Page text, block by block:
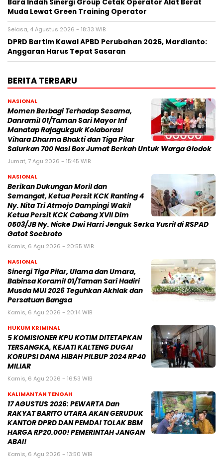
Bara Indah Sinergi Group Cetak Operator Alat Berat
Muda Lewat Green Training Operator
Selasa, 4 Agustus 2026 - 18:33 WIB
DPRD Bartim Kawal APBD Perubahan 2026, Mardianto:
Anggaran Harus Tepat Sasaran
BERITA TERBARU
NASIONAL
Momen Berbagi Terhadap Sesama,
Danramil 01/Taman Sari Mayor Inf
Manatap Rajagukguk Kolaborasi
Vihara Dharma Bhakti dan Tiga Pilar
Salurkan 700 Nasi Box Jumat Berkah Untuk Warga Glodok
Jumat, 7 Agu 2026 - 15:45 WIB
NASIONAL
Berikan Dukungan Moril dan
Semangat, Ketua Persit KCK Ranting 4
Ny. Nita Tri Atmojo Dampingi Wakil
Ketua Persit KCK Cabang XVII Dim
0503/JB Ny. Nicke Dwi Harri Jenguk Serka Yusril di RSPAD
Gatot Soebroto
Kamis, 6 Agu 2026 - 20:55 WIB
NASIONAL
Sinergi Tiga Pilar, Ulama dan Umara,
Babinsa Koramil 01/Taman Sari Hadiri
Musda MUI 2026 Teguhkan Akhlak dan
Persatuan Bangsa
Kamis, 6 Agu 2026 - 20:14 WIB
HUKUM KRIMINAL
5 KOMISIONER KPU KOTIM DITETAPKAN
TERSANGKA, KEJATI KALTENG DUGAI
KORUPSI DANA HIBAH PILBUP 2024 RP40
MILIAR
Kamis, 6 Agu 2026 - 16:53 WIB
KALIMANTAN TENGAH
17 AGUSTUS 2026: PEWARTA Dan
RAKYAT BARITO UTARA AKAN GERUDUK
KANTOR DPRD DAN PEMDA! TOLAK BBM
HARGA RP20.000! PEMERINTAH JANGAN
ABAI!
Kamis, 6 Agu 2026 - 13:50 WIB